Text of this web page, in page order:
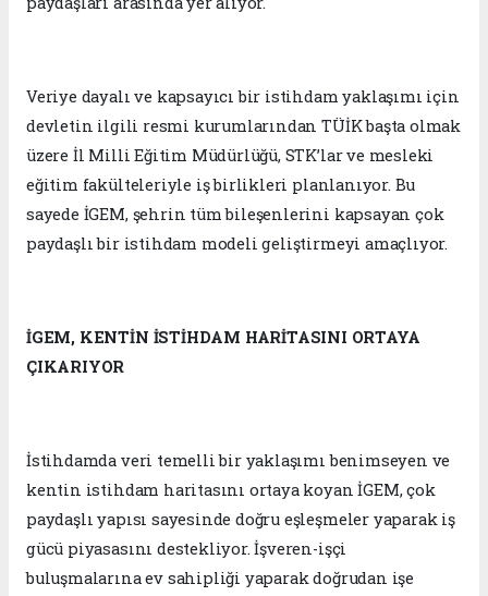
Veriye dayalı ve kapsayıcı bir istihdam yaklaşımı için
devletin ilgili resmi kurumlarından TÜİK başta olmak
üzere İl Milli Eğitim Müdürlüğü, STK’lar ve mesleki
eğitim fakülteleriyle iş birlikleri planlanıyor. Bu
sayede İGEM, şehrin tüm bileşenlerini kapsayan çok
paydaşlı bir istihdam modeli geliştirmeyi amaçlıyor.
İGEM, KENTİN İSTİHDAM HARİTASINI ORTAYA
ÇIKARIYOR
İstihdamda veri temelli bir yaklaşımı benimseyen ve
kentin istihdam haritasını ortaya koyan İGEM, çok
paydaşlı yapısı sayesinde doğru eşleşmeler yaparak iş
gücü piyasasını destekliyor. İşveren-işçi
buluşmalarına ev sahipliği yaparak doğrudan işe